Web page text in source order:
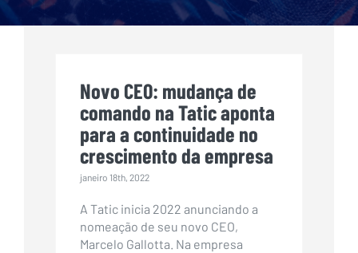
Novo CEO: mudança de
comando na Tatic aponta
para a continuidade no
crescimento da empresa
janeiro 18th, 2022
A Tatic inicia 2022 anunciando a
nomeação de seu novo CEO,
Marcelo Gallotta. Na empresa